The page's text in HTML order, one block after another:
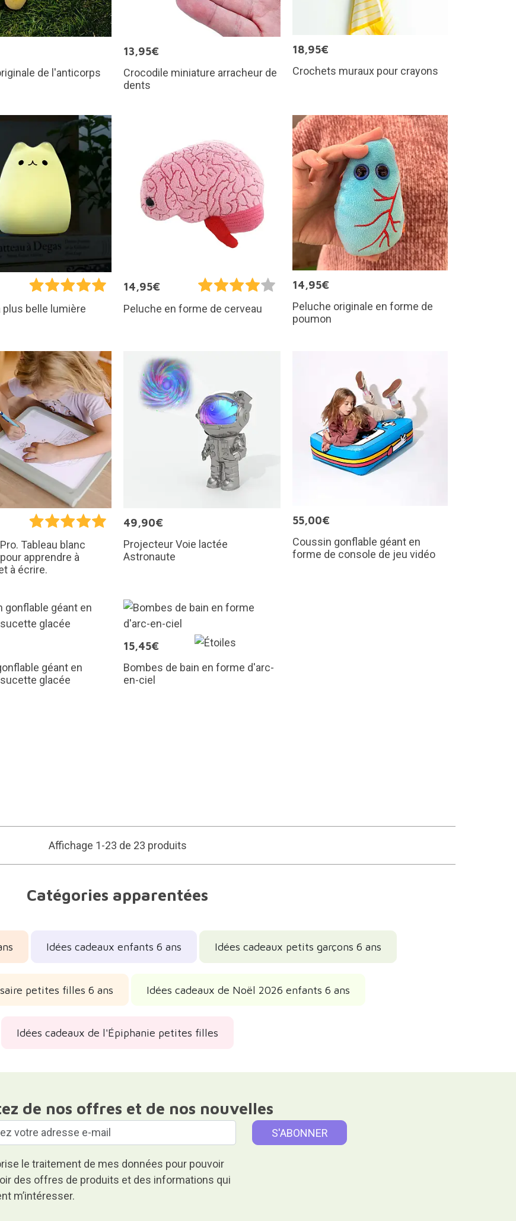
de l'anticorps
13,95€
Crocodile miniature arracheur de
dents
18,95€
Crochets muraux pour crayons
plus belle lumière
14,95€
Peluche en forme de cerveau
14,95€
Peluche originale en forme de
poumon
Tableau blanc
apprendre à
à écrire.
49,90€
Projecteur Voie lactée
Astronaute
55,00€
Coussin gonflable géant en
forme de console de jeu vidéo
géant en
glacée
15,45€
Bombes de bain en forme d'arc-
en-ciel
Affichage 1-23 de 23 produits
Catégories apparentées
Idées cadeaux enfants 6 ans Idées cadeaux petits garçons 6 ans
petites filles 6 ans Idées cadeaux de Noël 2026 enfants 6 ans
Idées cadeaux de l'Épiphanie petites filles
de nos offres et de nos nouvelles
le traitement de mes données pour pouvoir
des offres de produits et des informations qui
m’intéresser.